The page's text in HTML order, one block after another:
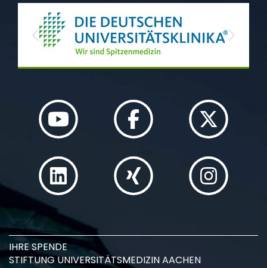
Previous Next
IHRE SPENDE
STIFTUNG UNIVERSITÄTSMEDIZIN AACHEN